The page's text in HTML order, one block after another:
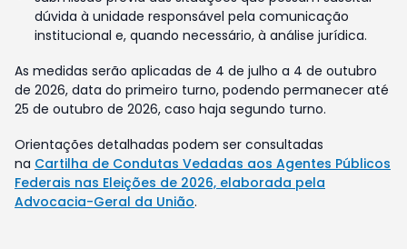
dúvida à unidade responsável pela comunicação
institucional e, quando necessário, à análise jurídica.
As medidas serão aplicadas de 4 de julho a 4 de outubro
de 2026, data do primeiro turno, podendo permanecer até
25 de outubro de 2026, caso haja segundo turno.
Orientações detalhadas podem ser consultadas
na Cartilha de Condutas Vedadas aos Agentes Públicos
Federais nas Eleições de 2026, elaborada pela
Advocacia-Geral da União.